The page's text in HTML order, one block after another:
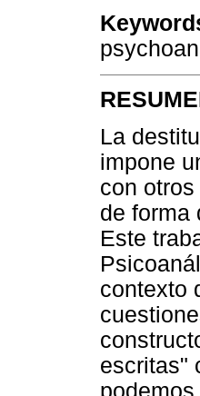
La
impone
con
de forma
Este
contexto
escritas"